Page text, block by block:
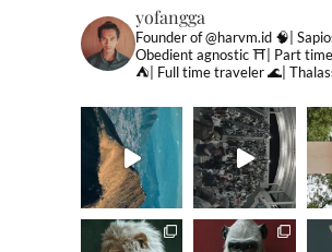
yofangga
Founder of @harvm.id 🧠|
Obedient agnostic⛩| Part
⛺️| Full time traveler🌊|